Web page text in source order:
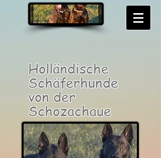
Holländische
Schäferhunde
von der
Schozachaue